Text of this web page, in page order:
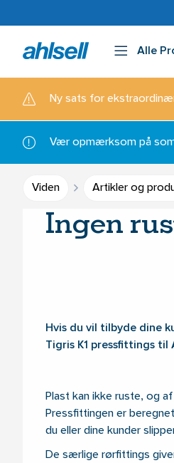
Alle
Ny sats for
Vær opmærksom på
Viden Artikler og
Ingen
Hvis du vil tilbyde dine
Tigris K1 pressfittings til
Plast kan ikke ruste, og
Pressfittingen er
du eller dine kunder
De særlige rørfittings